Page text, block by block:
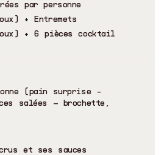
par personne
+ Entremets
+ 6 pièces cocktail
(pain surprise -
salées – brochette,
et ses sauces